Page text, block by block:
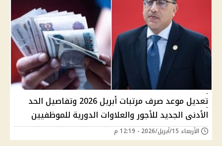
تعديل موعد صرف مرتبات أبريل 2026 وتفاصيل الحد
الأدنى الجديد للأجور والعلاوات الدورية للموظفيين
الأربعاء 15/أبريل/2026 - 12:19 م